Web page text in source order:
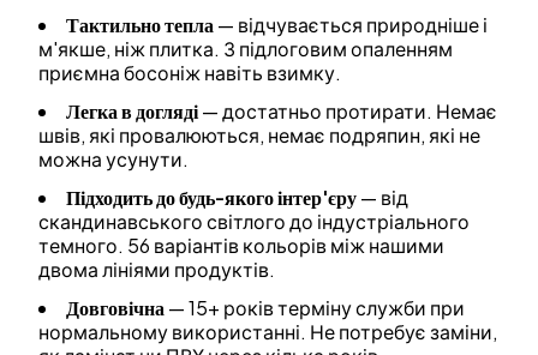
Тактильно тепла — відчувається природніше і
м'якше, ніж плитка. З підлоговим опаленням
приємна босоніж навіть взимку.
Легка в догляді— достатньо протирати. Немає
швів, які провалюються, немає подряпин, які не
можна усунути.
Підходить до будь-якого інтер'єру— від
скандинавського світлого до індустріального
темного. 56 варіантів кольорів між нашими
двома лініями продуктів.
Довговічна — 15+ років терміну служби при
нормальному використанні. Не потребує заміни,